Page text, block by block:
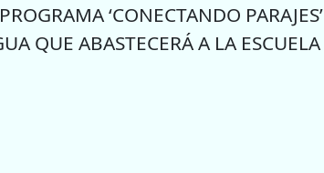
‘CONECTANDO PARAJES’
QUE ABASTECERÁ A LA ESCUELA